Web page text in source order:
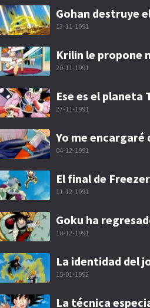
Gohan destruye
13-11-1991
Krilin le propone
20-11-1991
Ese es el planeta
27-11-1991
Yo me
04-12-1991
El final de Freezer
11-12-1991
Goku ha
18-12-1991
La identidad del
15-01-1992
La técnica